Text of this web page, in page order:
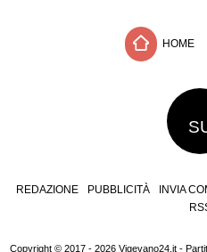
HOME
REDAZIONE PUBBLICITÀ INVIA
Copyright © 2017 - 2026 Vigevano24.it -